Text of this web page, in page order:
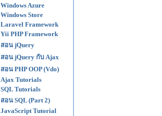
Windows Azure
Windows Store
Laravel Framework
Yii PHP Framework
สอน jQuery
สอน jQuery กับ Ajax
สอน PHP OOP (Vdo)
Ajax Tutorials
SQL Tutorials
สอน SQL (Part 2)
JavaScript Tutorial